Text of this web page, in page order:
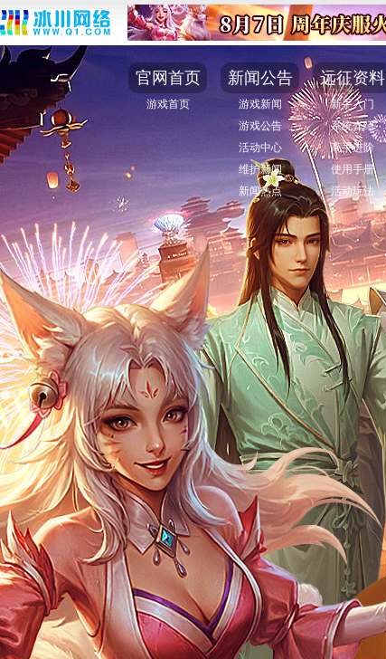
官网首页
游戏首页
新闻公告
游戏新闻
游戏公告
活动中心
维护新闻
新闻热点
远征资料
新手入门
系统介绍
高手进阶
使用手册
活动玩法